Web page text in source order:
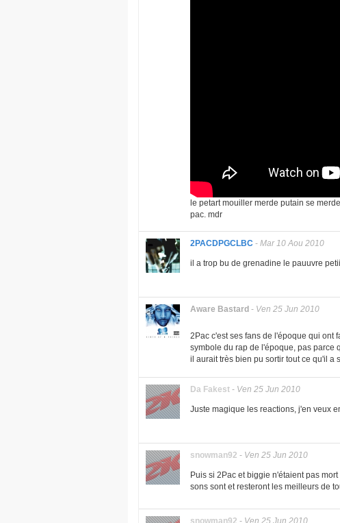
le petart mouiller merde putain se
pac. mdr
2PACDPGCLBC - Mar 10 Aou 2010
il a trop bu de grenadine le pauuvre
Aware Bastard - Ven 25 Jun 2010
2Pac c'est ses fans de l'époque qui ont
symbole du rap de l'époque, pas parce
il aurait très bien pu sortir tout ce qu'il a
Da Fakest - Ven 25 Jun 2010
Juste magique les reactions, j'en veux
snowman92 - Ven 25 Jun 2010
Puis si 2Pac et biggie n'étaient pas
sons sont et resteront les meilleurs de
snowman92 - Ven 25 Jun 2010